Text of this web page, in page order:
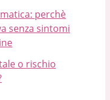
perchè
senza sintomi
o rischio